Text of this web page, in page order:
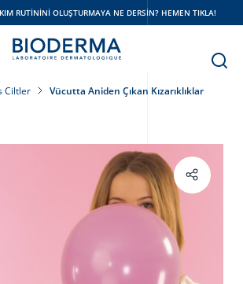
RUTININI OLUŞTURMAYA NE DERSIN? HEMEN TIKLA!
Ciltler Vücutta Aniden Çıkan Kızarıklıklar